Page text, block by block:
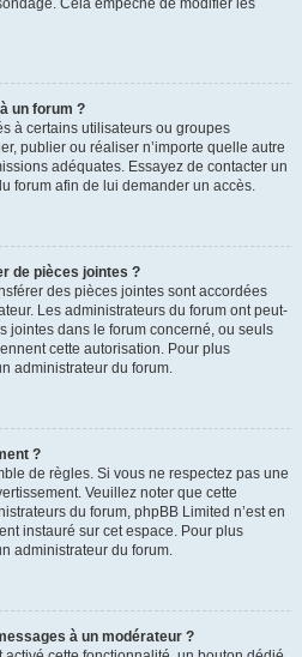
Cela empêche de modifier les
un forum ?
à certains utilisateurs ou groupes
publier ou réaliser n’importe quelle autre
adéquates. Essayez de contacter un
forum afin de lui demander un accès.
de pièces jointes ?
des pièces jointes sont accordées
Les administrateurs du forum ont peut-
jointes dans le forum concerné, ou seuls
cette autorisation. Pour plus
administrateur du forum.
?
de règles. Si vous ne respectez pas une
Veuillez noter que cette
du forum, phpBB Limited n’est en
instauré sur cet espace. Pour plus
administrateur du forum.
à un modérateur ?